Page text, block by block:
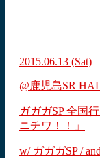
2015.06.13 (Sat)
@鹿児島SR
ガガガSP 全国
ニチワ！！」
w/ ガガガSP /